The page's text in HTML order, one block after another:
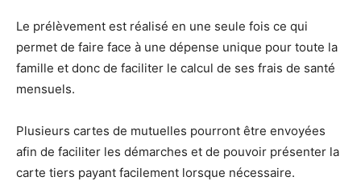
Le prélèvement est réalisé en une seule fois ce qui
permet de faire face à une dépense unique pour toute la
famille et donc de faciliter le calcul de ses frais de santé
mensuels.
Plusieurs cartes de mutuelles pourront être envoyées
afin de faciliter les démarches et de pouvoir présenter la
carte tiers payant facilement lorsque nécessaire.